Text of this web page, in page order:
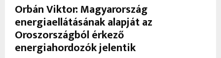
Orbán Viktor: Magyarország
energiaellátásának alapját az
Oroszországból érkező
energiahordozók jelentik